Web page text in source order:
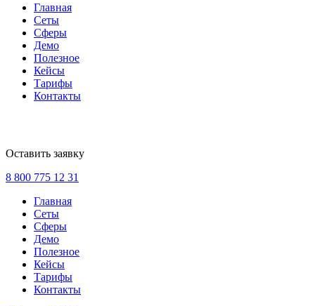
Главная
Сеты
Сферы
Демо
Полезное
Кейсы
Тарифы
Контакты
Оставить заявку
8 800 775 12 31
Главная
Сеты
Сферы
Демо
Полезное
Кейсы
Тарифы
Контакты